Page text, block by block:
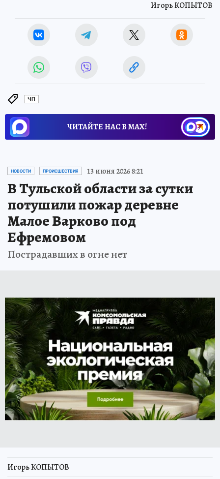
Игорь КОПЫТОВ
ЧП
ЧИТАЙТЕ НАС В МАХ!
НОВОСТИ ПРОИСШЕСТВИЯ 13 июня 2026 8:21
В Тульской области за сутки
потушили пожар деревне
Малое Варково под
Ефремовом
Пострадавших в огне нет
Игорь КОПЫТОВ